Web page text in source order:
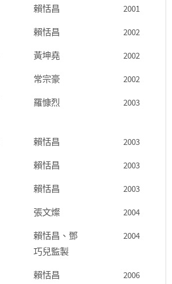
賴恬昌 2001
賴恬昌 2002
黃坤堯 2002
常宗豪 2002
羅慷烈 2003
賴恬昌 2003
賴恬昌 2003
賴恬昌 2003
張文燦 2004
賴恬昌、鄧
巧兒監製
2004
賴恬昌 2006